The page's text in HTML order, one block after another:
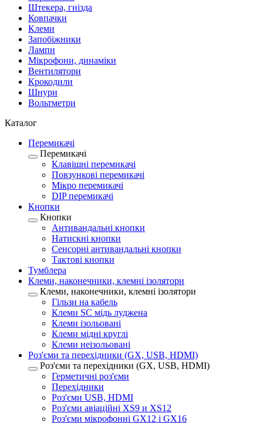
Штекера, гнізда
Ковпачки
Клеми
Запобіжники
Лампи
Мікрофони, динаміки
Вентилятори
Крокодили
Шнури
Вольтметри
Каталог
Перемикачі
Перемикачі
Клавішні перемикачі
Повзункові перемикачі
Мікро перемикачі
DIP перемикачі
Кнопки
Кнопки
Антивандальні кнопки
Натискні кнопки
Сенсорні антивандальні кнопки
Тактові кнопки
Тумблера
Клеми, наконечники, клемні ізолятори
Клеми, наконечники, клемні ізолятори
Гільзи на кабель
Клеми SC мідь луджена
Клеми ізольовані
Клеми мідні круглі
Клеми неізольовані
Роз'єми та перехідники (GX, USB, HDMI)
Роз'єми та перехідники (GX, USB, HDMI)
Герметичні роз'єми
Перехідники
Роз'єми USB, HDMI
Роз'єми авіаційні XS9 и XS12
Роз'єми мікрофонні GX12 і GX16